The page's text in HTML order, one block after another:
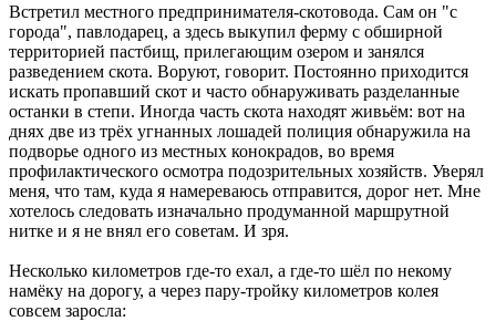
Встретил местного предпринимателя-скотовода. Сам он "с
города", павлодарец, а здесь выкупил ферму с обширной
территорией пастбищ, прилегающим озером и занялся
разведением скота. Воруют, говорит. Постоянно приходится
искать пропавший скот и часто обнаруживать разделанные
останки в степи. Иногда часть скота находят живьём: вот на
днях две из трёх угнанных лошадей полиция обнаружила на
подворье одного из местных конокрадов, во время
профилактического осмотра подозрительных хозяйств. Уверял
меня, что там, куда я намереваюсь отправится, дорог нет. Мне
хотелось следовать изначально продуманной маршрутной
нитке и я не внял его советам. И зря.
Несколько километров где-то ехал, а где-то шёл по некому
намёку на дорогу, а через пару-тройку километров колея
совсем заросла: